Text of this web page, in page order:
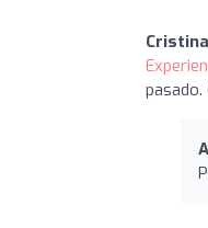
pasado.